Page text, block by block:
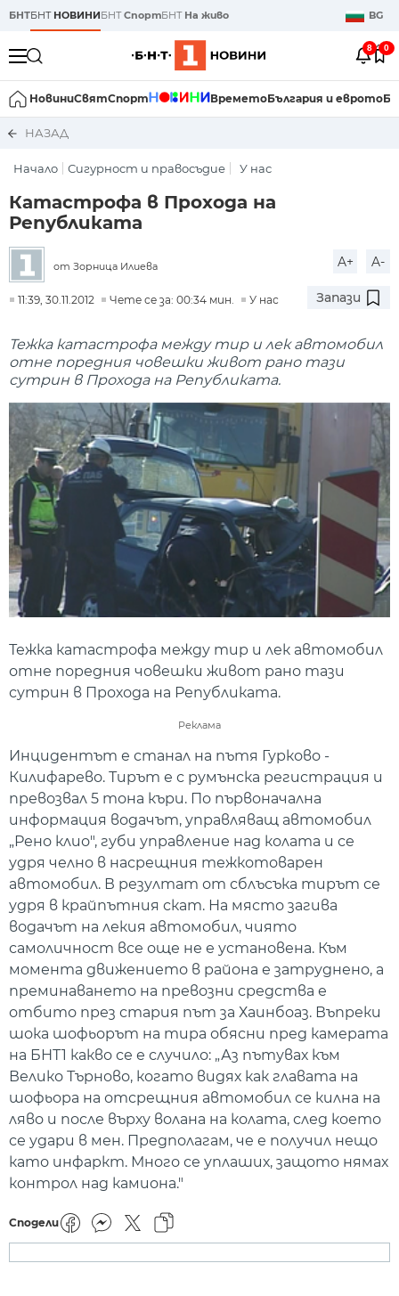
БНТБНТ НОВИНИБНТСпортБНТ На живо BG
8 0
НовиниСвятСпорт ВреметоБългария и еврото
НАЗАД
Начало Сигурност и правосъдие У нас
Катастрофа в Прохода на
Републиката
от Зорница Илиева A+ A-
11:39, 30.11.2012 Чете се за: 00:34 мин. У нас Запази
Тежка катастрофа между тир и лек автомобил
отне поредния човешки живот рано тази
сутрин в Прохода на Републиката.
Тежка катастрофа между тир и лек автомобил
отне поредния човешки живот рано тази
сутрин в Прохода на Републиката.
Реклама
Инцидентът е станал на пътя Гурково -
Килифарево. Тирът е с румънска регистрация и
превозвал 5 тона къри. По първоначална
информация водачът, управляващ автомобил
„Рено клио", губи управление над колата и се
удря челно в насрещния тежкотоварен
автомобил. В резултат от сблъсъка тирът се
удря в крайпътния скат. На място загива
водачът на лекия автомобил, чиято
самоличност все още не е установена. Към
момента движението в района е затруднено, а
преминаването на превозни средства е
отбито през стария път за Хаинбоаз. Въпреки
шока шофьорът на тира обясни пред камерата
на БНТ1 какво се е случило: „Аз пътувах към
Велико Търново, когато видях как главата на
шофьора на отсрещния автомобил се килна на
ляво и после върху волана на колата, след което
се удари в мен. Предполагам, че е получил нещо
като инфаркт. Много се уплаших, защото нямах
контрол над камиона."
Сподели